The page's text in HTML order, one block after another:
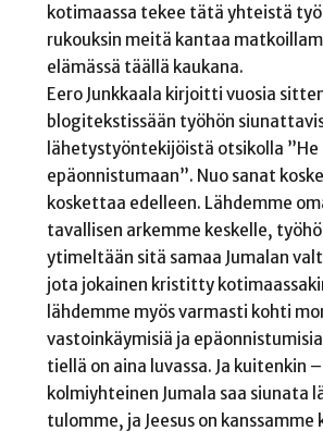
kotimaassa tekee tätä yhteistä
rukouksin meitä kantaa
elämässä täällä kaukana.
Eero Junkkaala kirjoitti vuosia
blogitekstissään työhön
lähetystyöntekijöistä otsikolla
epäonnistumaan”. Nuo sanat
koskettaa edelleen. Lähdemme
tavallisen arkemme keskelle,
ytimeltään sitä samaa Jumalan
jota jokainen kristitty
lähdemme myös varmasti kohti
vastoinkäymisiä ja
tiellä on aina luvassa. Ja kuitenkin
kolmiyhteinen Jumala saa siunata
tulomme, ja Jeesus on kanssamme